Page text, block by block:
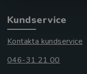
Kundservice
Kontakta kundservice
046-31 21 00